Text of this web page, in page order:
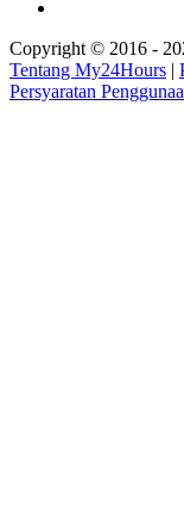
Copyright © 2016 -
Tentang My24Hours |
Persyaratan